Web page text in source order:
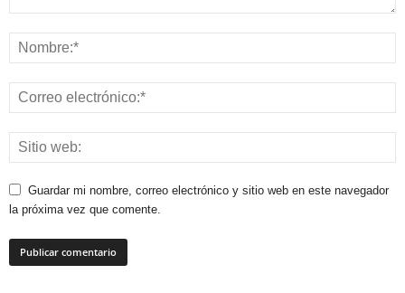
Guardar mi nombre, correo electrónico y sitio web en este navegador
la próxima vez que comente.